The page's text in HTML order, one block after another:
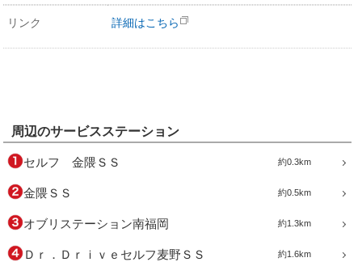
リンク 詳細はこちら
周辺のサービスステーション
約0.3km
セルフ 金隈ＳＳ
約0.5km
金隈ＳＳ
約1.3km
オブリステーション南福岡
約1.6km
Ｄｒ．Ｄｒｉｖｅセルフ麦野ＳＳ